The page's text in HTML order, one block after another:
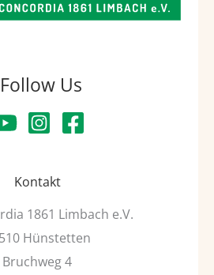
Follow Us
Kontakt
1861 Limbach e.V.
Hünstetten
Bruchweg 4